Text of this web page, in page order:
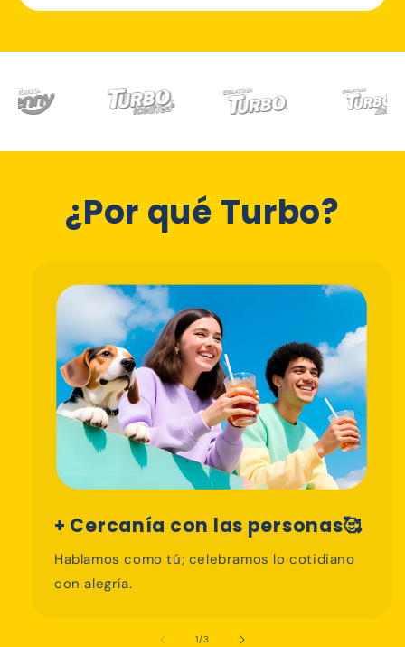
¿Por qué Turbo?
+ Cercanía con las personas🥰
Hablamos como tú; celebramos lo cotidiano
con alegría.
1/de
3